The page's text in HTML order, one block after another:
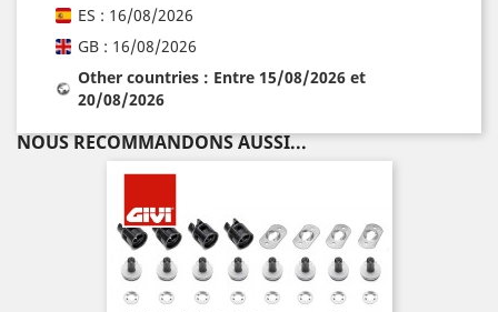
ES : 16/08/2026
GB : 16/08/2026
Other countries : Entre 15/08/2026 et
20/08/2026
NOUS RECOMMANDONS AUSSI...